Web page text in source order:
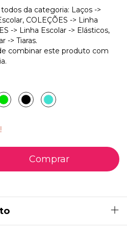
da categoria: Laços ->
COLEÇÕES -> Linha
-> Linha Escolar -> Elásticos,
-> Tiaras.
combinar este produto com